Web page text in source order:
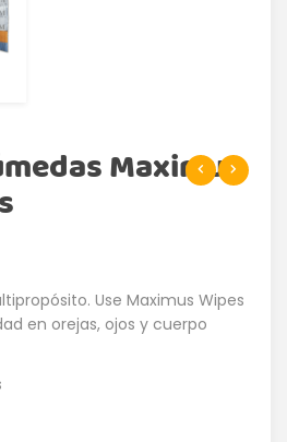
Maximus
Use Maximus Wipes
en orejas, ojos y cuerpo